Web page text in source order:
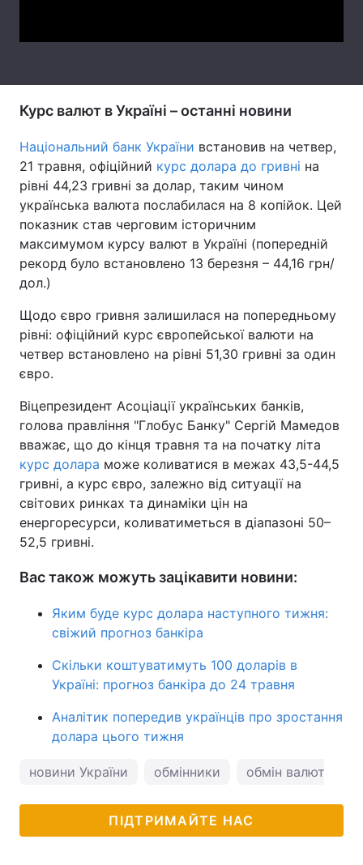
Тема оформлення
Курс валют в Україні – останні новини
Національний банк України встановив на четвер,
21 травня, офіційний курс долара до гривні на
рівні 44,23 гривні за долар, таким чином
українська валюта послабилася на 8 копійок. Цей
показник став черговим історичним
максимумом курсу валют в Україні (попередній
рекорд було встановлено 13 березня – 44,16 грн/
дол.)
Щодо євро гривня залишилася на попередньому
рівні: офіційний курс європейської валюти на
четвер встановлено на рівні 51,30 гривні за один
євро.
Віцепрезидент Асоціації українських банків,
голова правління "Глобус Банку" Сергій Мамедов
вважає, що до кінця травня та на початку літа
курс долара може коливатися в межах 43,5-44,5
гривні, а курс євро, залежно від ситуації на
світових ринках та динаміки цін на
енергоресурси, коливатиметься в діапазоні 50–
52,5 гривні.
Вас також можуть зацікавити новини:
Яким буде курс долара наступного тижня:
свіжий прогноз банкіра
Скільки коштуватимуть 100 доларів в
Україні: прогноз банкіра до 24 травня
Аналітик попередив українців про зростання
долара цього тижня
новини України обмінники обмін валют
ПІДТРИМАЙТЕ НАС